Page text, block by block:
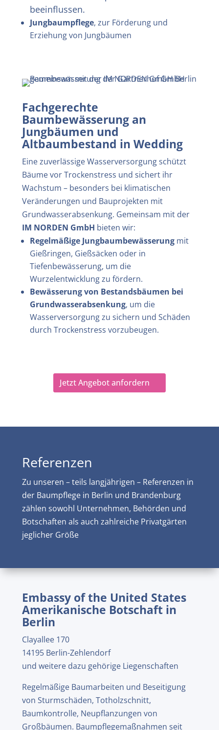
beeinflussen.
Jungbaumpflege, zur Förderung und
Erziehung von Jungbäumen
Fachgerechte
Baumbewässerung an
Jungbäumen und
Altbaumbestand in Wedding
Eine zuverlässige Wasserversorgung schützt
Bäume vor Trockenstress und sichert ihr
Wachstum – besonders bei klimatischen
Veränderungen und Bauprojekten mit
Grundwasserabsenkung. Gemeinsam mit der
IM NORDEN GmbH bieten wir:
Regelmäßige Jungbaumbewässerungmit
Gießringen, Gießsäcken oder in
Tiefenbewässerung, um die
Wurzelentwicklung zu fördern.
Bewässerung von Bestandsbäumen bei
Grundwasserabsenkung, um die
Wasserversorgung zu sichern und Schäden
durch Trockenstress vorzubeugen.
Jetzt Angebot anfordern
Referenzen
Zu unseren – teils langjährigen – Referenzen in
der Baumpflege in Berlin und Brandenburg
zählen sowohl Unternehmen, Behörden und
Botschaften als auch zahlreiche Privatgärten
jeglicher Größe
Embassy of the United States
Amerikanische Botschaft in
Berlin
Clayallee 170
14195 Berlin-Zehlendorf
und weitere dazu gehörige Liegenschaften
Regelmäßige Baumarbeiten und Beseitigung
von Sturmschäden, Totholzschnitt,
Baumkontrolle, Neupflanzungen von
Großbäumen. Baumpflegemaßnahmen seit